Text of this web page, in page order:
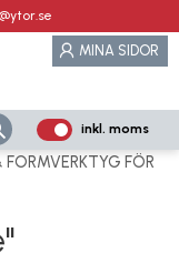
MINA SIDOR
P
ri
inkl. moms
FÖR